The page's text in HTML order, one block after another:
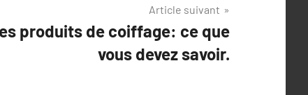
Article suivant
produits de coiffage: ce que
vous devez savoir.